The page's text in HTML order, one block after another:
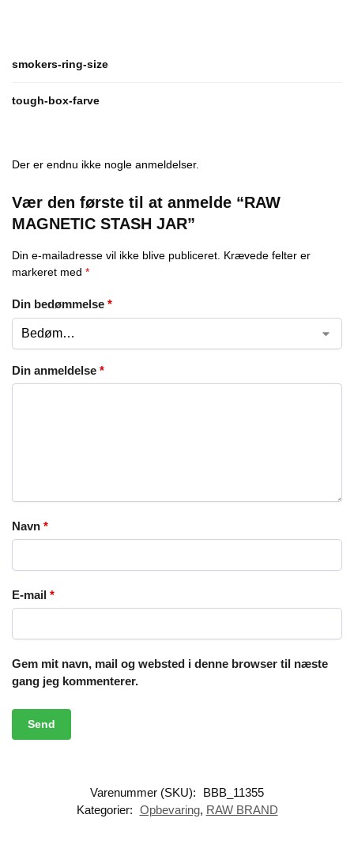
smokers-ring-size
tough-box-farve
Der er endnu ikke nogle anmeldelser.
Vær den første til at anmelde “RAW
MAGNETIC STASH JAR”
Din e-mailadresse vil ikke blive publiceret. Krævede felter er
markeret med *
Din bedømmelse *
Din anmeldelse *
Navn *
E-mail *
Gem mit navn, mail og websted i denne browser til næste
gang jeg kommenterer.
Varenummer (SKU):
BBB_11355
Kategorier: Opbevaring, RAW BRAND